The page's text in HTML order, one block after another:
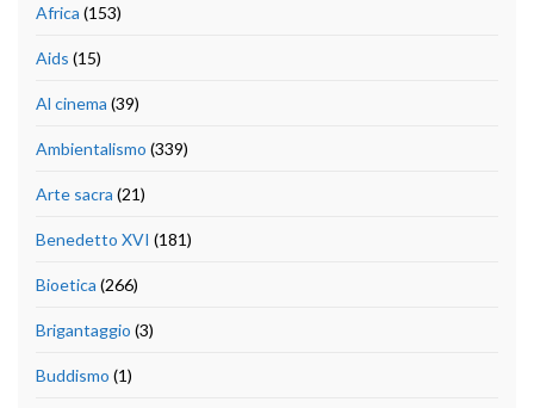
Africa (153)
Aids (15)
Al cinema (39)
Ambientalismo (339)
Arte sacra (21)
Benedetto XVI (181)
Bioetica (266)
Brigantaggio (3)
Buddismo (1)